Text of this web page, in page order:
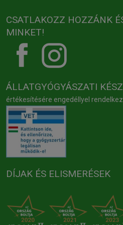
CSATLAKOZZ HOZZÁNK
MINKET!
ÁLLATGYÓGYÁSZATI
értékesítésére engedéllyel
DÍJAK ÉS ELISMERÉSEK